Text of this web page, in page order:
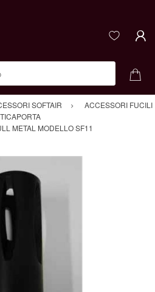
SOFTAIR
ACCESSORI FUCILI
METAL MODELLO SF11